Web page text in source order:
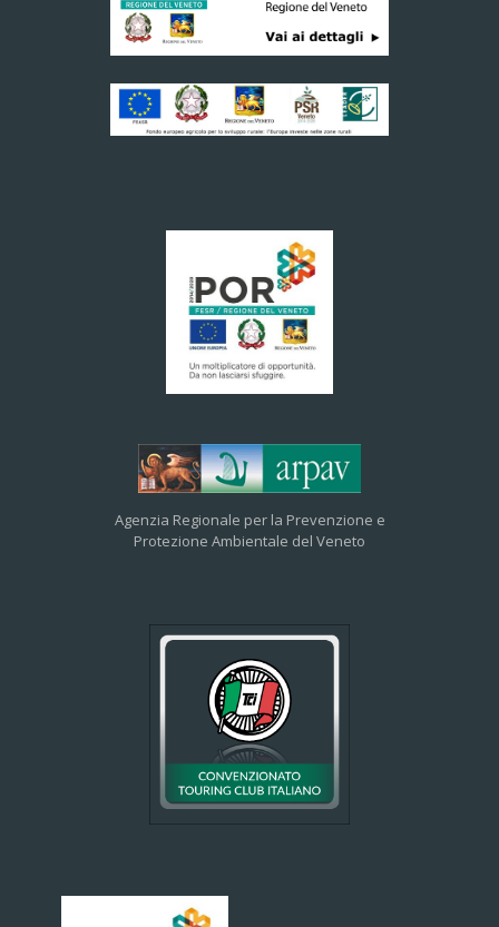
Agenzia Regionale per la Prevenzione e
Protezione Ambientale del Veneto